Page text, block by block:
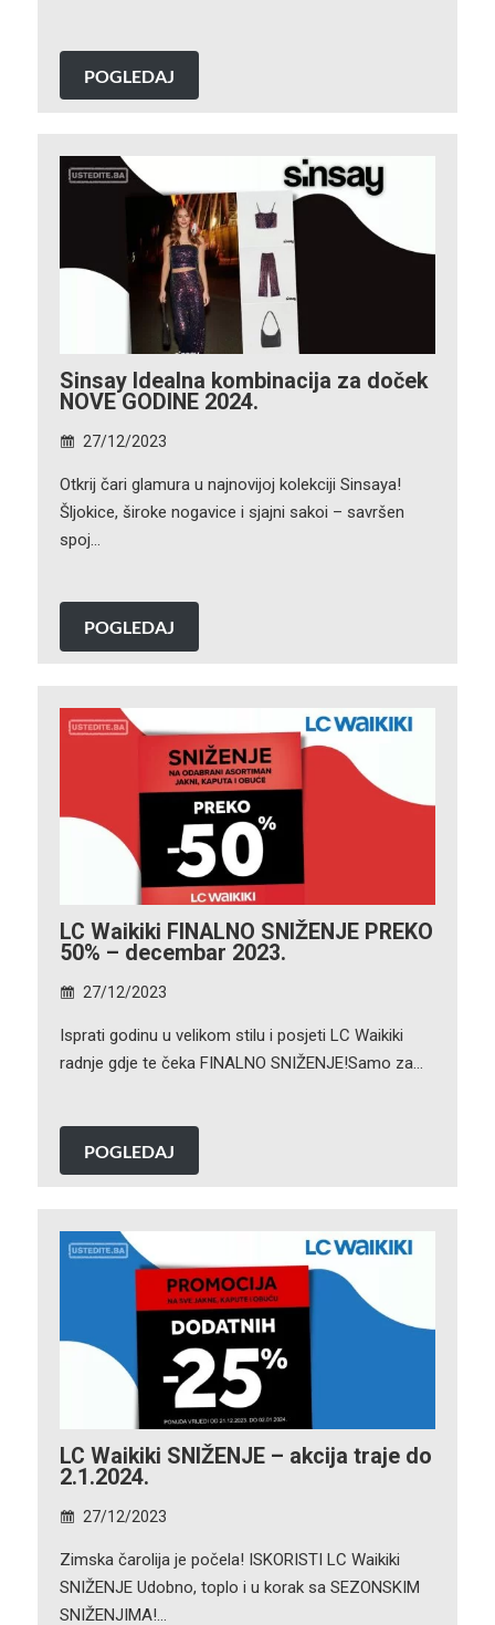
POGLEDAJ
Sinsay Idealna kombinacija za doček
NOVE GODINE 2024.
27/12/2023
Otkrij čari glamura u najnovijoj kolekciji Sinsaya!
Šljokice, široke nogavice i sjajni sakoi – savršen
spoj…
POGLEDAJ
LC Waikiki FINALNO SNIŽENJE PREKO
50% – decembar 2023.
27/12/2023
Isprati godinu u velikom stilu i posjeti LC Waikiki
radnje gdje te čeka FINALNO SNIŽENJE!Samo za…
POGLEDAJ
LC Waikiki SNIŽENJE – akcija traje do
2.1.2024.
27/12/2023
Zimska čarolija je počela! ISKORISTI LC Waikiki
SNIŽENJE Udobno, toplo i u korak sa SEZONSKIM
SNIŽENJIMA!…